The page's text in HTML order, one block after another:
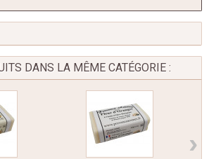
DANS LA MÊME CATÉGORIE :
›